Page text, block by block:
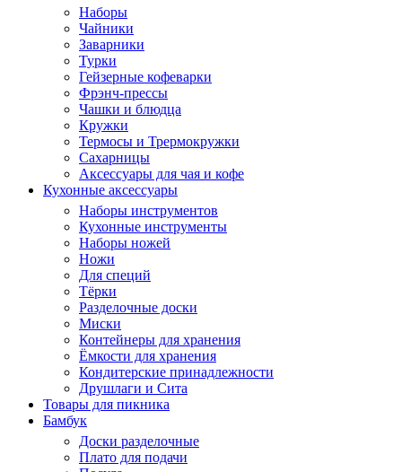
Наборы
Чайники
Заварники
Турки
Гейзерные кофеварки
Фрэнч-прессы
Чашки и блюдца
Кружки
Термосы и Трермокружки
Сахарницы
Аксессуары для чая и кофе
Кухонные аксессуары
Наборы инструментов
Кухонные инструменты
Наборы ножей
Ножи
Для специй
Тёрки
Разделочные доски
Миски
Контейнеры для хранения
Ёмкости для хранения
Кондитерские принадлежности
Друшлаги и Сита
Товары для пикника
Бамбук
Доски разделочные
Плато для подачи